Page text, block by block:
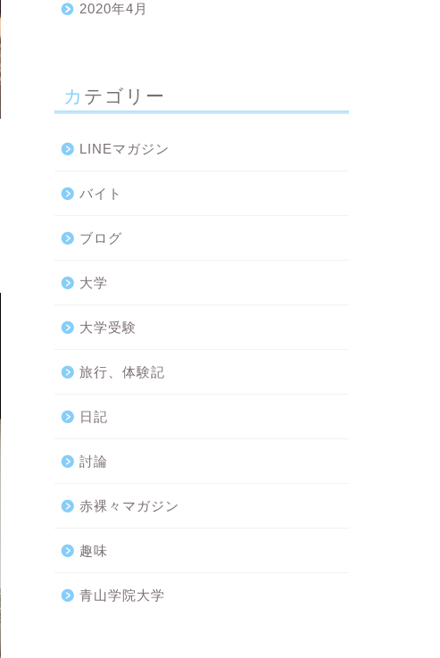
2020年4月
カテゴリー
LINEマガジン
バイト
ブログ
大学
大学受験
旅行、体験記
日記
討論
赤裸々マガジン
趣味
青山学院大学